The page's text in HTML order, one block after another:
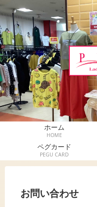
ホーム
HOME
ペグカード
PEGU CARD
お問い合わせ